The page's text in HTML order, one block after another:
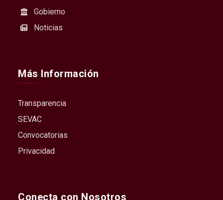
Gobierno
Noticias
Más Información
Transparencia
SEVAC
Convocatorias
Privacidad
Conecta con Nosotros